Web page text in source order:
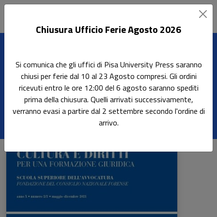
Cultura e diritti
Chiusura Ufficio Ferie Agosto 2026
Si comunica che gli uffici di Pisa University Press saranno
chiusi per ferie dal 10 al 23 Agosto compresi. Gli ordini
ricevuti entro le ore 12:00 del 6 agosto saranno spediti
prima della chiusura. Quelli arrivati successivamente,
verranno evasi a partire dal 2 settembre secondo l'ordine di
arrivo.